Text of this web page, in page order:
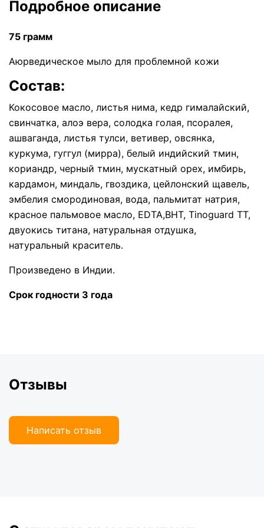
Подробное описание
75 грамм
Аюрведическое мыло для проблемной кожи
Состав:
Кокосовое масло, листья нима, кедр гималайский,
свинчатка, алоэ вера, солодка голая, псоралея,
ашваганда, листья тулси, ветивер, овсянка,
куркума, гуггул (мирра), белый индийский тмин,
кориандр, черный тмин, мускатный орех, имбирь,
кардамон, миндаль, гвоздика, цейлонский щавель,
эмбелия смородиновая, вода, пальмитат натрия,
красное пальмовое масло, EDTA,BHT, Tinoguard TT,
двуокись титана, натуральная отдушка,
натуральный краситель.
Произведено в Индии.
Срок годности 3 года
Отзывы
Написать отзыв